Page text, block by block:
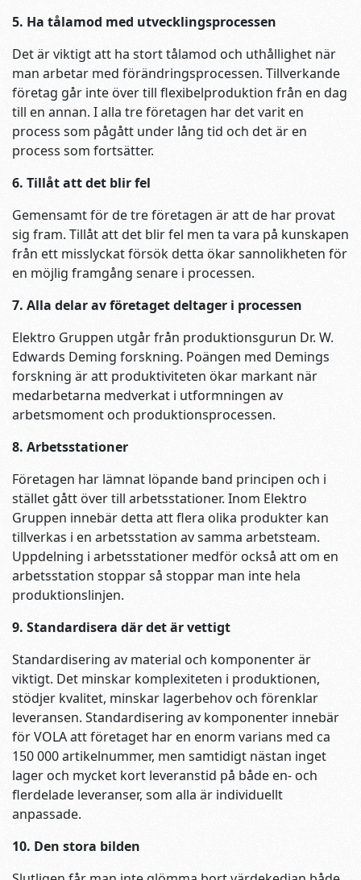
5. Ha tålamod med utvecklingsprocessen
Det är viktigt att ha stort tålamod och uthållighet när
man arbetar med förändringsprocessen. Tillverkande
företag går inte över till flexibelproduktion från en dag
till en annan. I alla tre företagen har det varit en
process som pågått under lång tid och det är en
process som fortsätter.
6. Tillåt att det blir fel
Gemensamt för de tre företagen är att de har provat
sig fram. Tillåt att det blir fel men ta vara på kunskapen
från ett misslyckat försök detta ökar sannolikheten för
en möjlig framgång senare i processen.
7. Alla delar av företaget deltager i processen
Elektro Gruppen utgår från produktionsgurun Dr. W.
Edwards Deming forskning. Poängen med Demings
forskning är att produktiviteten ökar markant när
medarbetarna medverkat i utformningen av
arbetsmoment och produktionsprocessen.
8. Arbetsstationer
Företagen har lämnat löpande band principen och i
stället gått över till arbetsstationer. Inom Elektro
Gruppen innebär detta att flera olika produkter kan
tillverkas i en arbetsstation av samma arbetsteam.
Uppdelning i arbetsstationer medför också att om en
arbetsstation stoppar så stoppar man inte hela
produktionslinjen.
9. Standardisera där det är vettigt
Standardisering av material och komponenter är
viktigt. Det minskar komplexiteten i produktionen,
stödjer kvalitet, minskar lagerbehov och förenklar
leveransen. Standardisering av komponenter innebär
för VOLA att företaget har en enorm varians med ca
150 000 artikelnummer, men samtidigt nästan inget
lager och mycket kort leveranstid på både en- och
flerdelade leveranser, som alla är individuellt
anpassade.
10. Den stora bilden